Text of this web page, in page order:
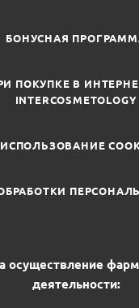
БОНУСНАЯ
ПОКУПКЕ В
INTERCOSMETOLOGY
ИСПОЛЬЗОВАНИЕ
осуществление
деятельности: